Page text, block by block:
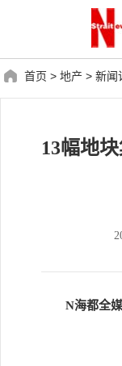
首页 > 地产 > 新闻
13幅地
N海都全